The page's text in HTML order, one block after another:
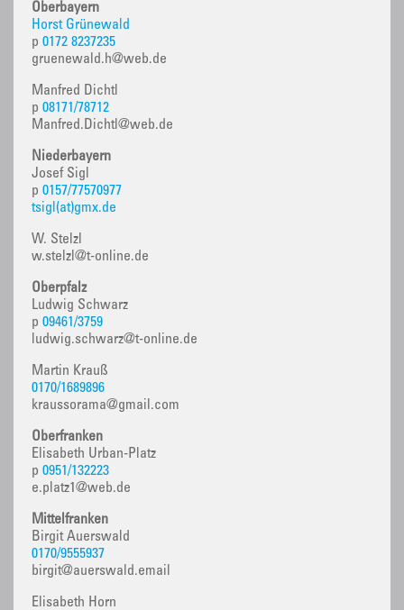
Oberbayern
Horst Grünewald
p 0172 8237235
gruenewald.h@web.de
Manfred Dichtl
p 08171/78712
Manfred.Dichtl@web.de
Niederbayern
Josef Sigl
p 0157/77570977
tsigl(at)gmx.de
W. Stelzl
w.stelzl@t-online.de
Oberpfalz
Ludwig Schwarz
p 09461/3759
ludwig.schwarz@t-online.de
Martin Krauß
0170/1689896
kraussorama@gmail.com
Oberfranken
Elisabeth Urban-Platz
p 0951/132223
e.platz1@web.de
Mittelfranken
Birgit Auerswald
0170/9555937
birgit@auerswald.email
Elisabeth Horn